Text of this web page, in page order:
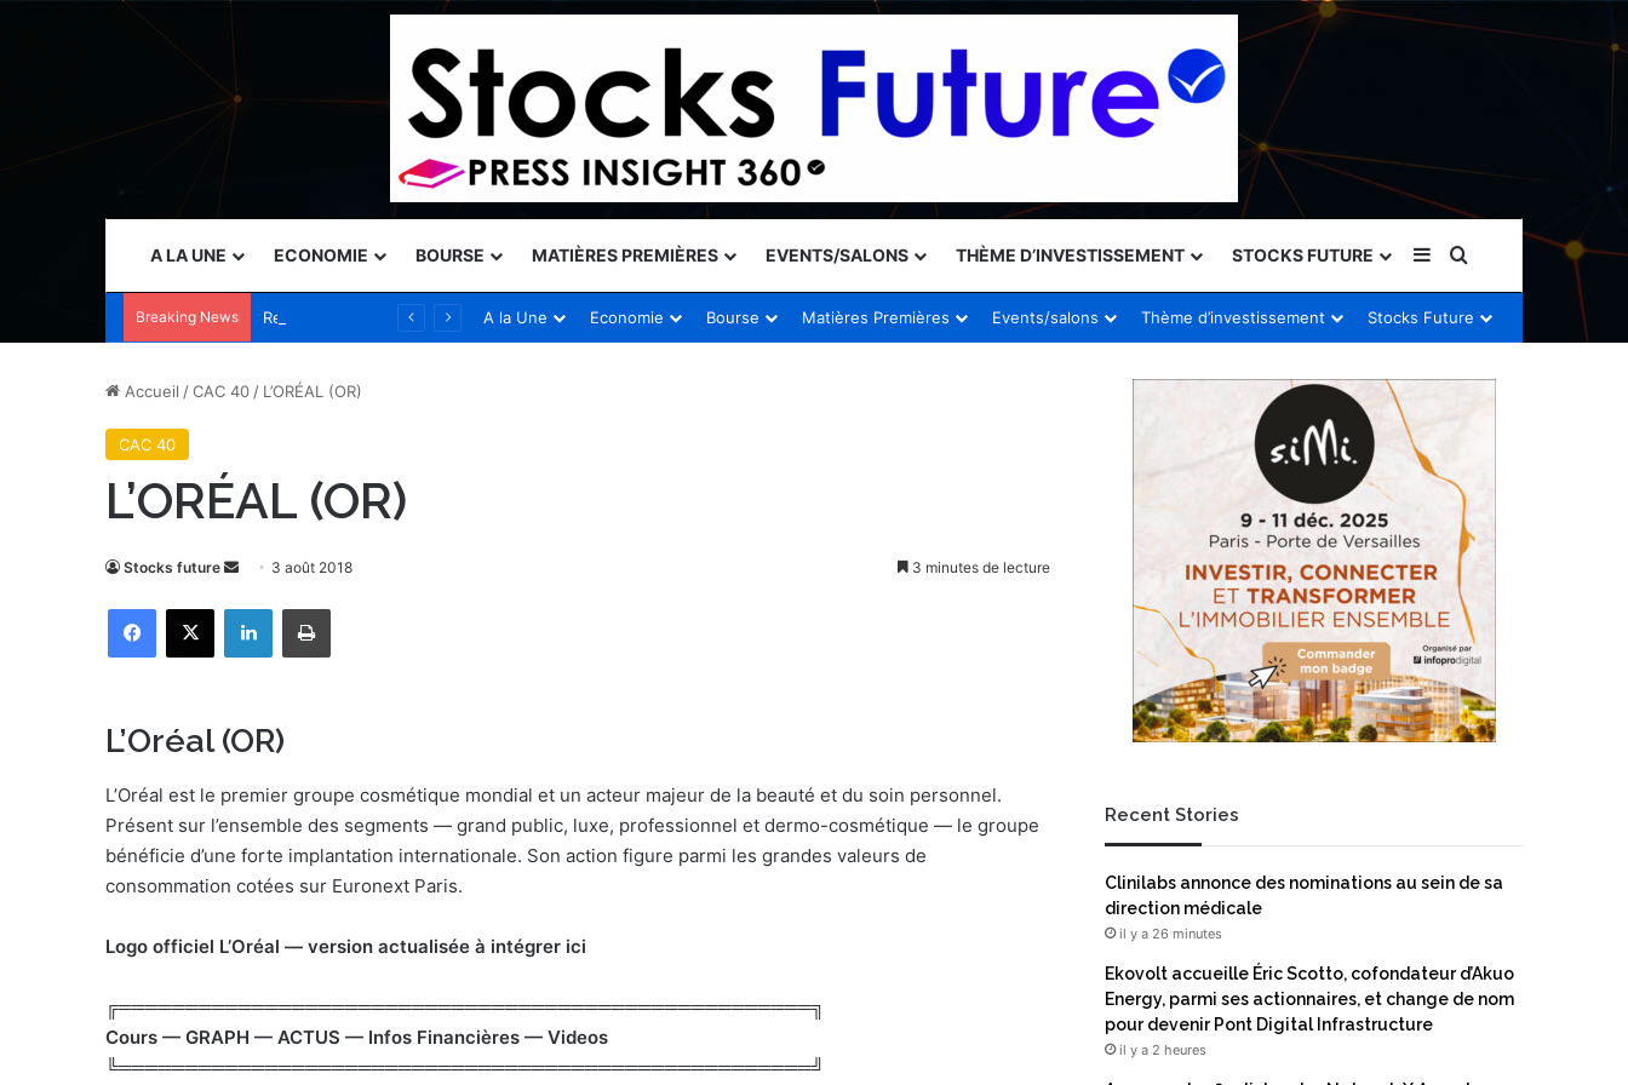
A LA UNE ECONOMIE BOURSE MATIÈRES PREMIÈRES EVENTS/SALONS THÈME D’INVESTISSEMENT STOCKS FUTURE Sidebar (barre
Rechercher
Breaking News A la Une Economie Bourse Matières Premières Events/salons Thème d’investissement Stocks Future
Accueil /CAC 40 / L’ORÉAL (OR)
CAC 40
L’ORÉAL (OR)
Stocks future
v
o
n
c
o
u
r
e
l
3 août 2018 3 minutes de lecture
L’Oréal (OR)
L’Oréal est le premier groupe cosmétique mondial et un acteur majeur de la beauté et du soin personnel.
Présent sur l’ensemble des segments — grand public, luxe, professionnel et dermo-cosmétique — le groupe
bénéficie d’une forte implantation internationale. Son action figure parmi les grandes valeurs de
consommation cotées sur Euronext Paris.
Logo officiel L’Oréal — version actualisée à intégrer ici
╔════════════════════════════════════════════════════╗
Cours — GRAPH — ACTUS — Infos Financières — Videos
╚════════════════════════════════════════════════════╝
Recent Stories
Clinilabs annonce des nominations au sein de sa
direction médicale
il y a 26 minutes
Ekovolt accueille Éric Scotto, cofondateur d’Akuo
Energy, parmi ses actionnaires, et change de nom
pour devenir Pont Digital Infrastructure
il y a 2 heures